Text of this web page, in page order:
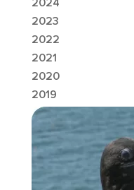
2024
2023
2022
2021
2020
2019